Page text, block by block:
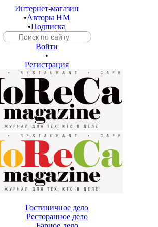
Интернет-магазин
•Авторы HM
•Подписка
Войти
•
Регистрация
Гостиничное дело
Ресторанное дело